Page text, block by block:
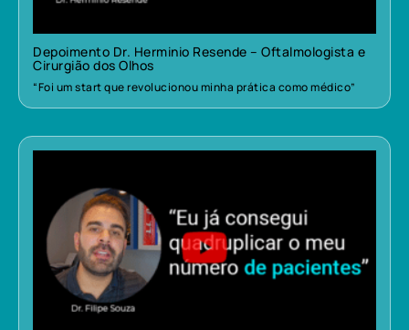
Depoimento Dr. Herminio Resende – Oftalmologista e
Cirurgião dos Olhos
“Foi um start que revolucionou minha prática como médico”